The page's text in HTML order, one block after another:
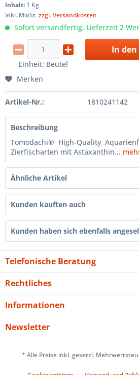
Inhalt: 1 Kg
inkl. MwSt.zzgl. Versandkosten
Sofort versandfertig, Lieferzeit 2
Einheit: Beutel
In den
Merken
Artikel-Nr.: 1810241142
Beschreibung
Tomodachi® High-Quality
Zierfischarten mit Astaxanthin...
Ähnliche Artikel
Kunden kauften auch
Kunden haben sich ebenfalls
Telefonische Beratung
Rechtliches
Informationen
Newsletter
* Alle Preise inkl. gesetzl.